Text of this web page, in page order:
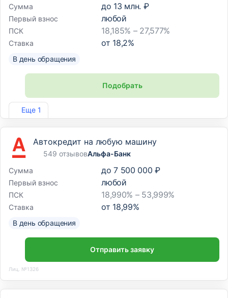
Еще 1
Сумма
до 13 млн. ₽
Первый взнос любой
ПСК 18,185% – 27,577%
Ставка от 18,2%
В день обращения
Подобрать
Лиц. №2275
Автокредит на любую машину
549 отзывовАльфа-Банк
Сумма
до 7 500 000 ₽
Первый взнос любой
ПСК 18,990% – 53,999%
Ставка от 18,99%
В день обращения
Отправить заявку
Лиц. №1326